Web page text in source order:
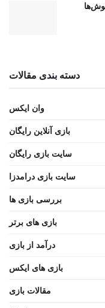
دسته بندی مقالات
وان ایکس
بازی آنلاین رایگان
سایت بازی رایگان
سایت بازی درامدزا
بررسی بازی ها
بازی های برتر
درآمد از بازی
بازی های ایکس
مقالات بازی